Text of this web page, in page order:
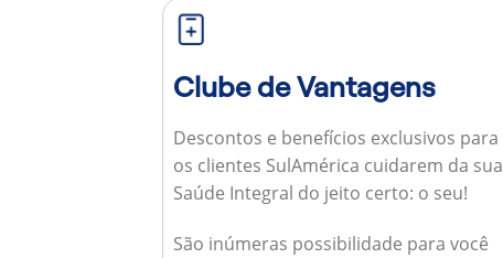
Clube de Vantagens
Descontos e benefícios exclusivos para
os clientes SulAmérica cuidarem da sua
Saúde Integral do jeito certo: o seu!
São inúmeras possibilidade para você